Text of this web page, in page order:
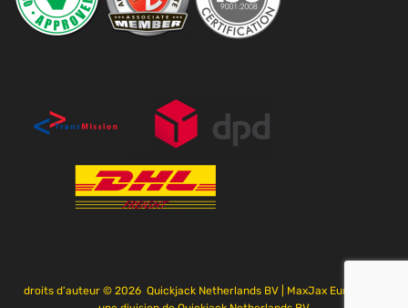
droits d'auteur © 2026 Quickjack Netherlands BV | MaxJax Europe est